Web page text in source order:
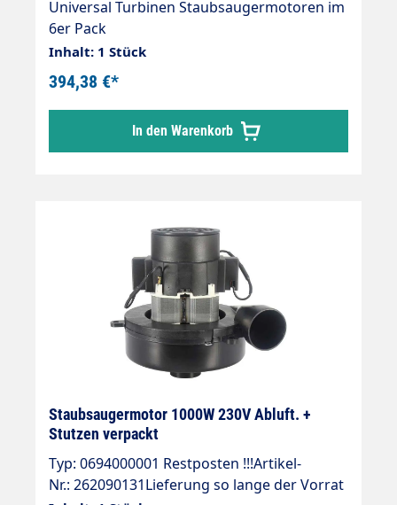
Universal Turbinen Staubsaugermotoren im
6er Pack
Inhalt: 1 Stück
394,38 €*
In den Warenkorb
Staubsaugermotor 1000W 230V Abluft. +
Stutzen verpackt
Typ: 0694000001 Restposten !!!Artikel-
Nr.: 262090131Lieferung so lange der Vorrat